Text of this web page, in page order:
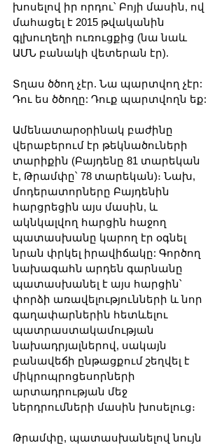
խոսելով իր որդու՝ Բոյի մասին, ով
մահացել է 2015 թվականին
գլխուղեղի ուռուցքից (նա նաև
ԱՄՆ բանակի վետերան էր).
Տղաս ծծող չէր. Նա պարտվող չէր:
Դու ես ծծողը: Դուք պարտվողն եք:
Ամենատարօրինակ բաժինը
վերաբերում էր թեկնածուների
տարիքին (Բայդենը 81 տարեկան
է, Թրամփը՝ 78 տարեկան)։ Նախ,
մոդերատորները Բայդենին
հարցրեցին այս մասին, և
ակնկալվող հարցին հաջող
պատասխանը կարող էր օգնել
նրան փրկել իրավիճակը: Գործող
նախագահն արդեն գարնանը
պատասխանել է այս հարցին՝
փորձի առավելությունների և նոր
գաղափարներին հետևելու
պատրաստակամության
նախադրյալներով, սակայն
բանավեճի ընթացքում շեղվել է
միկրոպրոցեսորների
արտադրության մեջ
ներդրումների մասին խոսելուց։
Թրամփը, պատասխանելով նույն